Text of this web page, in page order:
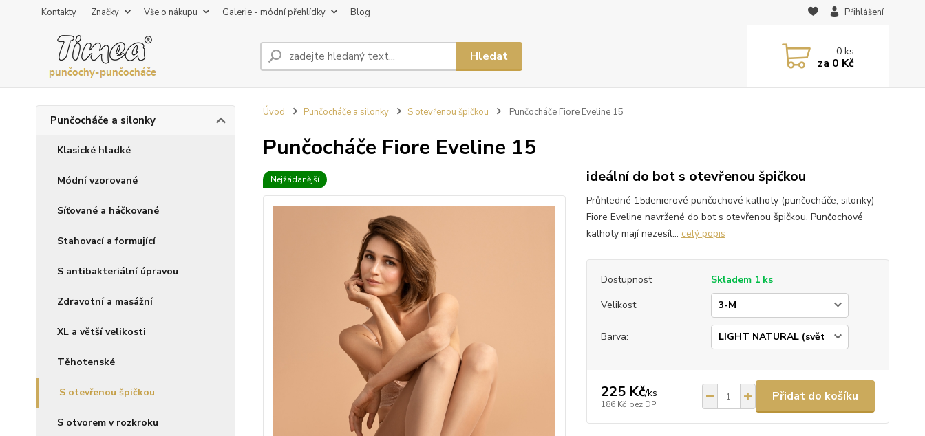
Kontakty Značky Vše o nákupu Galerie - módní přehlídky Blog Přihlášení
Hledat 0ks
za 0 Kč
Punčocháče a silonky
Klasické hladké
Módní vzorované
Síťované a háčkované
Stahovací a formující
S antibakteriální úpravou
Zdravotní a masážní
XL a větší velikosti
Těhotenské
S otevřenou špičkou
S otvorem v rozkroku
Úvod Punčocháče a silonky S otevřenou špičkou Punčocháče Fiore Eveline 15
Punčocháče Fiore Eveline 15
Nejžádanější ideální do bot s otevřenou špičkou
Průhledné 15denierové punčochové kalhoty (punčocháče, silonky)
Fiore Eveline navržené do bot s otevřenou špičkou. Punčochové
kalhoty mají nezesíl... celý popis
Dostupnost
Skladem 1 ks
Velikost:
Barva:
225 Kč/ks
186 Kč bez DPH
Přidat do košíku